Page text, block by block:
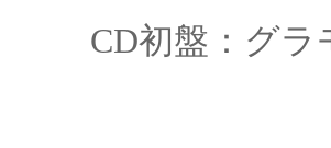
CD初盤：グラ